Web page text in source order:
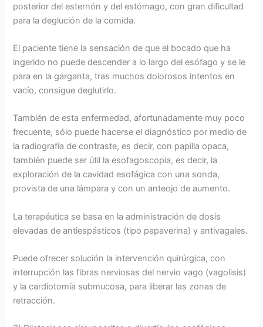
posterior del esternón y del estómago, con gran dificultad
para la deglución de la comida.
El paciente tiene la sensación de que el bocado que ha
ingerido no puede descender a lo largo del esófago y se le
para en la garganta, tras muchos dolorosos intentos en
vacío, consigue deglutirlo.
También de esta enfermedad, afortunadamente muy poco
frecuente, sólo puede hacerse el diagnóstico por medio de
la radiografía de contraste, es decir, con papilla opaca,
también puede ser útil la esofagoscopia, es decir, la
exploración de la cavidad esofágica con una sonda,
provista de una lámpara y con un anteojo de aumento.
La terapéutica se basa en la administración de dosis
elevadas de antiespásticos (tipo papaverina) y antivagales.
Puede ofrecer solución la intervención quirúrgica, con
interrupción las fibras nerviosas del nervio vago (vagolisis)
y la cardiotomía submucosa, para liberar las zonas de
retracción.